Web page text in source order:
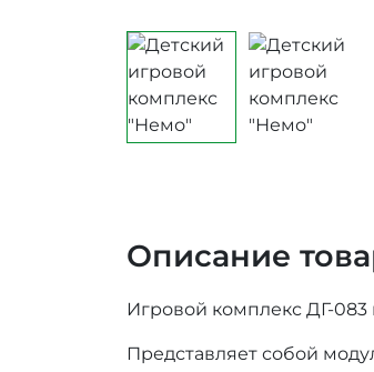
Описание
Игровой комплекс ДГ-083
Представляет собой